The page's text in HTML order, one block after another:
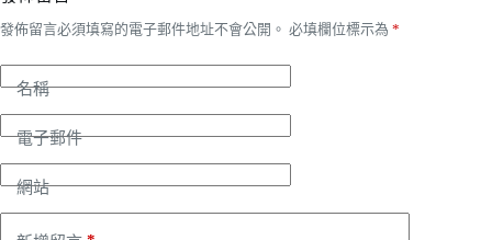
發佈留言必須填寫的電子郵件地址不會公開。 必填欄位標示為 *
名稱
電子郵件
網站